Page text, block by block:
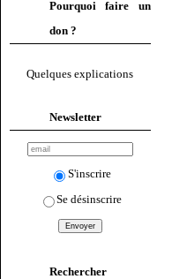
Pourquoi faire un
don ?
Quelques explications
Newsletter
S'inscrire
Se désinscrire
Rechercher